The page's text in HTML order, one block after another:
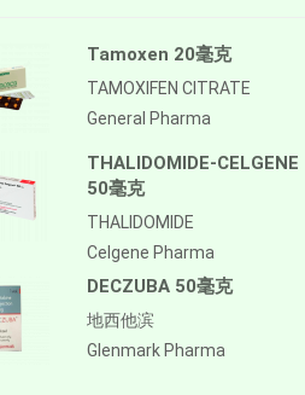
Tamoxen 20毫克
TAMOXIFEN CITRATE
General Pharma
THALIDOMIDE-CELGENE
50毫克
THALIDOMIDE
Celgene Pharma
DECZUBA 50毫克
地西他滨
Glenmark Pharma